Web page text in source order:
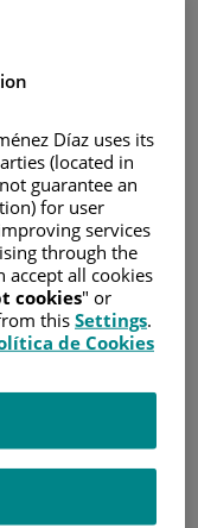
los
cambios
a la percepción
conocida como
aparecer de
temporales o
supervivencia al
y del bienestar
piel, cicatrices
Díaz uses its
(located in
guarantee an
for user
services
through the
accept all cookies
cookies" or
this Settings.
de Cookies